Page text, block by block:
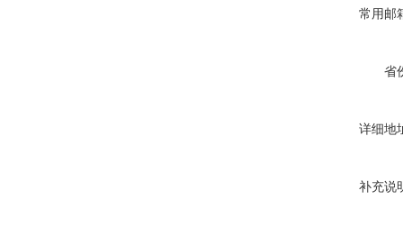
常用邮
省
详细地
补充说